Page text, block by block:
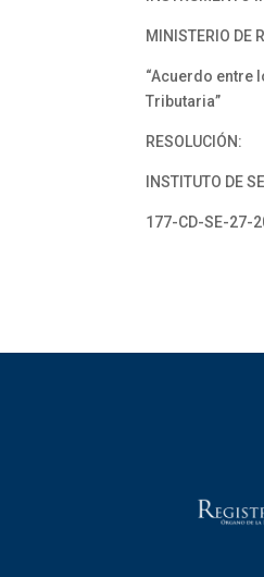
MINISTERIO DE
“Acuerdo entre
Tributaria”
RESOLUCIÓN:
INSTITUTO DE
177-CD-SE-27-